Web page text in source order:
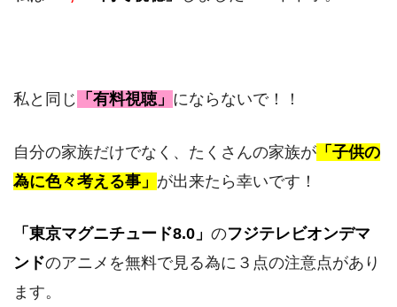
私と同じ 「有料視聴」 にならないで！！
自分の家族だけでなく、たくさんの家族が 「子供の
為に色々考える事」 が出来たら幸いです！
「東京マグニチュード8.0」 のフジテレビオンデマ
ンドのアニメを無料で見る為に３点の注意点があり
ます。